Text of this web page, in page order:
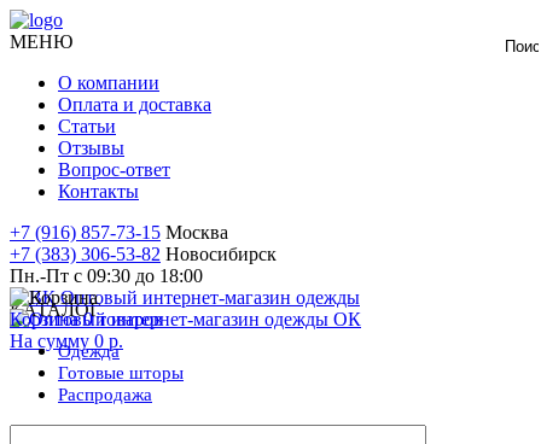
МЕНЮ
О компании
Оплата и доставка
Статьи
Отзывы
Вопрос-ответ
Контакты
+7 (916) 857-73-15 Москва
+7 (383) 306-53-82 Новосибирск
Пн.-Пт с 09:30 до 18:00
Корзина 0товаров
На сумму 0 р.
КАТАЛОГ
Одежда
Готовые шторы
Распродажа